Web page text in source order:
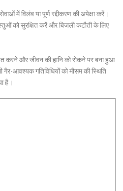
में विलंब या पूर्ण रद्दीकरण की अपेक्षा करें।
को सुरक्षित करें और बिजली कटौती के लिए
करने और जीवन की हानि को रोकने पर बना हुआ
गैर-आवश्यक गतिविधियों को मौसम की स्थिति
है।